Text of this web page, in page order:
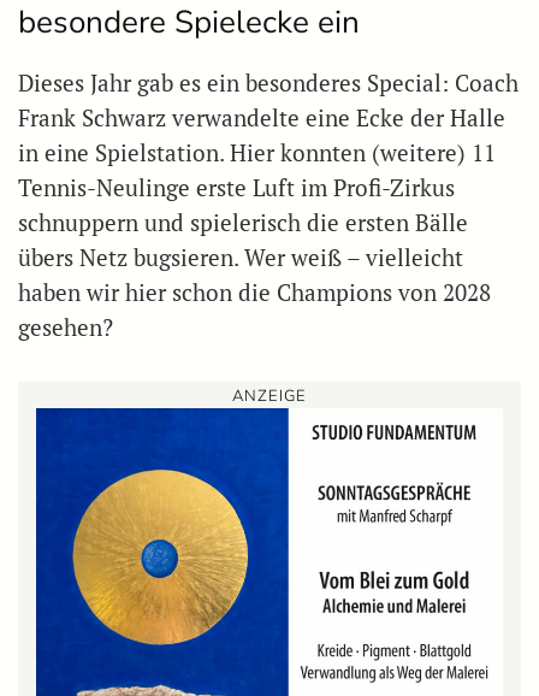
besondere Spielecke ein
Dieses Jahr gab es ein besonderes Special: Coach
Frank Schwarz verwandelte eine Ecke der Halle
in eine Spielstation. Hier konnten (weitere) 11
Tennis-Neulinge erste Luft im Profi-Zirkus
schnuppern und spielerisch die ersten Bälle
übers Netz bugsieren. Wer weiß – vielleicht
haben wir hier schon die Champions von 2028
gesehen?
ANZEIGE